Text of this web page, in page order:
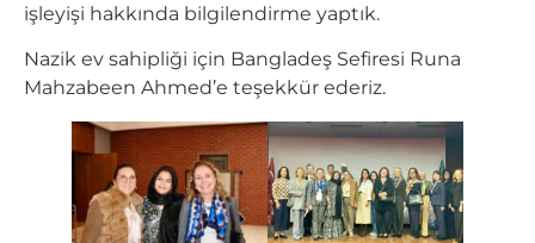
işleyişi hakkında bilgilendirme yaptık.
Nazik ev sahipliği için Bangladeş Sefiresi Runa
Mahzabeen Ahmed’e teşekkür ederiz.